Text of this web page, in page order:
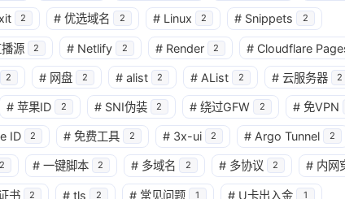
2 # 优选域名 2 # Linux 2 # Snippets 2
源 2 # Netlify 2 # Render 2 # Cloudflare
2 # 网盘 2 # alist 2 # AList 2 # 云服务器 2
# 苹果ID 2 # SNI伪装 2 # 绕过GFW 2 # 免VPN
ID 2 # 免费工具 2 # 3x-ui 2 # Argo Tunnel 2
2 # 一键脚本 2 # 多域名 2 # 多协议 2 # 内网
书 2 # tls 2 # 常见问题 1 # U卡出入金 1